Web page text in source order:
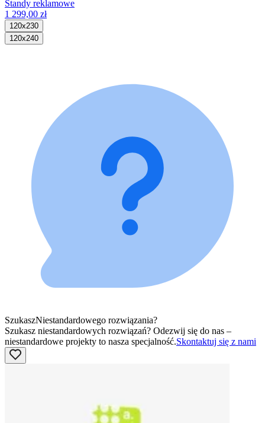
Standy reklamowe
1 299,00 zł
120x230
120x240
SzukaszNiestandardowego rozwiązania?
Szukasz niestandardowych rozwiązań? Odezwij się do nas –
niestandardowe projekty to nasza specjalność.Skontaktuj się z nami